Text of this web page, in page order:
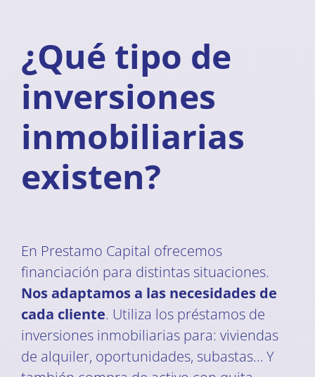
¿Qué tipo de
inversiones
inmobiliarias
existen?
En Prestamo Capital ofrecemos
financiación para distintas situaciones.
Nos adaptamos a las necesidades de
cada cliente. Utiliza los préstamos de
inversiones inmobiliarias para: viviendas
de alquiler, oportunidades, subastas… Y